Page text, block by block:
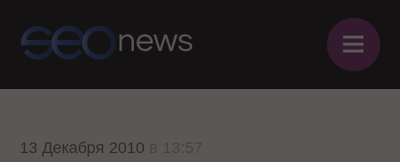
≡
13 Декабря 2010